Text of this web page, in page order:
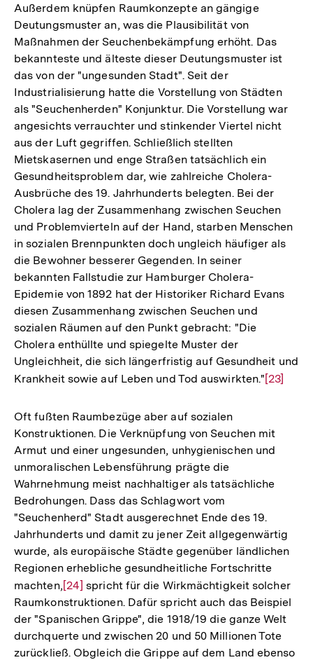
Außerdem knüpfen Raumkonzepte an gängige
Deutungsmuster an, was die Plausibilität von
Maßnahmen der Seuchenbekämpfung erhöht. Das
bekannteste und älteste dieser Deutungsmuster ist
das von der "ungesunden Stadt". Seit der
Industrialisierung hatte die Vorstellung von Städten
als "Seuchenherden" Konjunktur. Die Vorstellung war
angesichts verrauchter und stinkender Viertel nicht
aus der Luft gegriffen. Schließlich stellten
Mietskasernen und enge Straßen tatsächlich ein
Gesundheitsproblem dar, wie zahlreiche Cholera-
Ausbrüche des 19. Jahrhunderts belegten. Bei der
Cholera lag der Zusammenhang zwischen Seuchen
und Problemvierteln auf der Hand, starben Menschen
in sozialen Brennpunkten doch ungleich häufiger als
die Bewohner besserer Gegenden. In seiner
bekannten Fallstudie zur Hamburger Cholera-
Epidemie von 1892 hat der Historiker Richard Evans
diesen Zusammenhang zwischen Seuchen und
sozialen Räumen auf den Punkt gebracht: "Die
Cholera enthüllte und spiegelte Muster der
Ungleichheit, die sich längerfristig auf Gesundheit und
Krankheit sowie auf Leben und Tod auswirkten."Zur
Fußnote
[23]
Oft fußten Raumbezüge aber auf sozialen
Konstruktionen. Die Verknüpfung von Seuchen mit
Armut und einer ungesunden, unhygienischen und
unmoralischen Lebensführung prägte die
Wahrnehmung meist nachhaltiger als tatsächliche
Bedrohungen. Dass das Schlagwort vom
"Seuchenherd" Stadt ausgerechnet Ende des 19.
Jahrhunderts und damit zu jener Zeit allgegenwärtig
wurde, als europäische Städte gegenüber ländlichen
Regionen erhebliche gesundheitliche Fortschritte
machten,Zur
Auflösung
der
Fußnote
[24] spricht für die Wirkmächtigkeit solcher
Raumkonstruktionen. Dafür spricht auch das Beispiel
der "Spanischen Grippe", die 1918/19 die ganze Welt
durchquerte und zwischen 20 und 50 Millionen Tote
zurückließ. Obgleich die Grippe auf dem Land ebenso